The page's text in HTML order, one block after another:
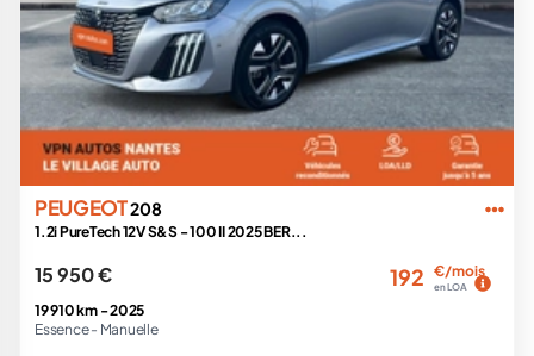
PEUGEOT208
1.2i PureTech 12V S&S - 100 II 2025 BER...
15 950 € 192 €/mois
en LOA
19 910 km -2025
Essence - Manuelle